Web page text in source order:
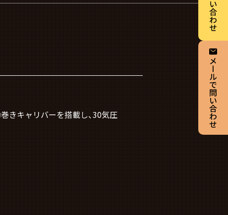
きキャリバーを搭載し、30気圧